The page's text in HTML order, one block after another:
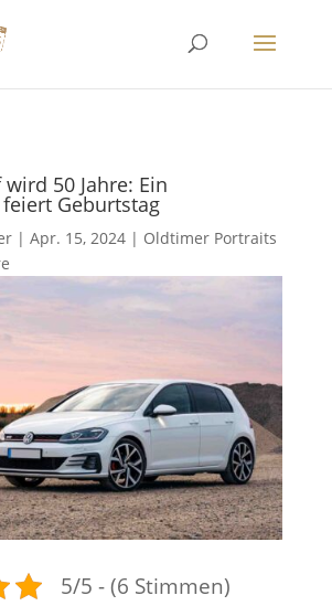
50 Jahre: Ein
Geburtstag
| Apr. 15, 2024| Oldtimer Portraits
5/5 - (6 Stimmen)